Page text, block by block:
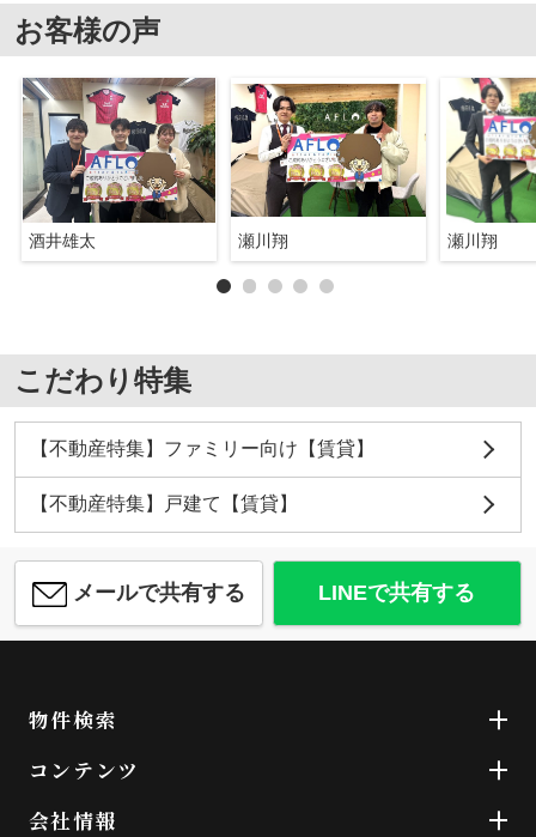
お客様の声
酒井雄太 瀬川翔 瀬川翔
こだわり特集
【不動産特集】ファミリー向け【賃貸】
【不動産特集】戸建て【賃貸】
メールで共有する LINEで共有する
物件検索
コンテンツ
会社情報